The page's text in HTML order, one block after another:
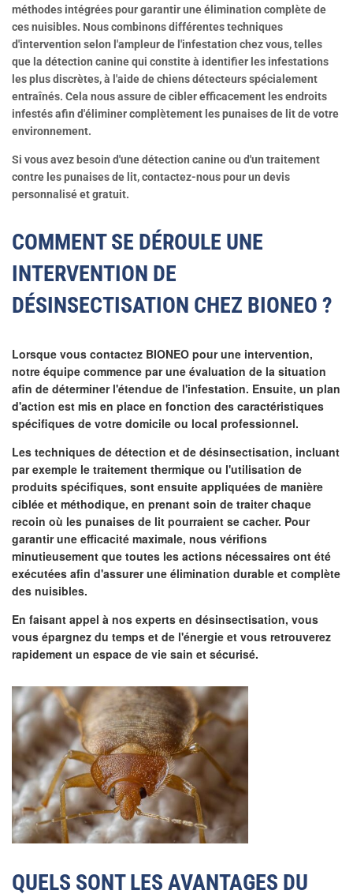
méthodes intégrées pour garantir une élimination complète de
ces nuisibles. Nous combinons différentes techniques
d'intervention selon l'ampleur de l'infestation chez vous, telles
que la détection canine qui constite à identifier les infestations
les plus discrètes,à l'aide de chiens détecteurs spécialement
entraînés. Cela nous assure de cibler efficacement les endroits
infestés afin d'éliminer complètement les punaises de lit de votre
environnement.
Si vous avez besoin d'une détection canine ou d'un traitement
contre les punaises de lit, contactez-nous pour un devis
personnalisé et gratuit.
COMMENT SE DÉROULE UNE
INTERVENTION DE
DÉSINSECTISATION CHEZ BIONEO ?
Lorsque vous contactez BIONEO pour une intervention,
notre équipe commence par une évaluation de la situation
afin de déterminer l'étendue de l'infestation. Ensuite, un plan
d'action est mis en place en fonction des caractéristiques
spécifiques de votre domicile ou local professionnel.
Les techniques de détection et de désinsectisation, incluant
par exemple le traitement thermique ou l'utilisation de
produits spécifiques, sont ensuite appliquées de manière
ciblée et méthodique, en prenant soin de traiter chaque
recoin où les punaises de lit pourraient se cacher. Pour
garantir une efficacité maximale, nous vérifions
minutieusement que toutes les actions nécessaires ont été
exécutées afin d'assurer une élimination durable et complète
des nuisibles.
En faisant appel à nos experts en désinsectisation, vous
vous épargnez du temps et de l'énergie et vous retrouverez
rapidement un espace de vie sain et sécurisé.
QUELS SONT LES AVANTAGES DU